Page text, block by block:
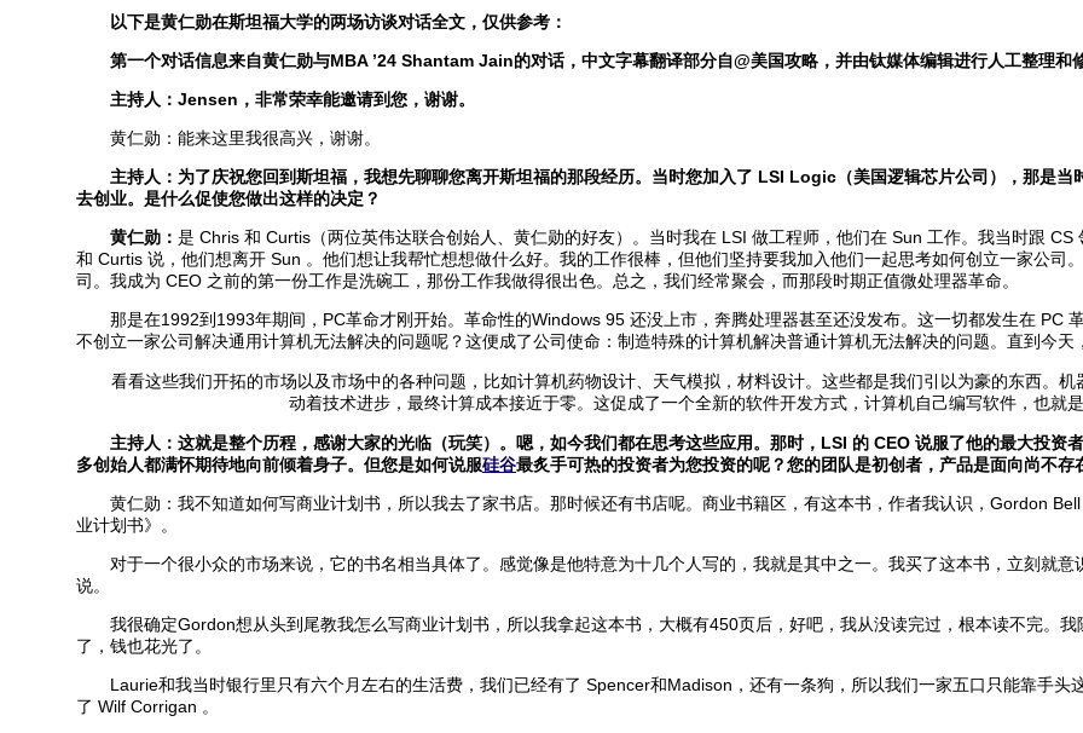
以下是黄仁勋在斯坦福大学的两场访谈对话全文，仅供参考：
第一个对话信息来自黄仁勋与MBA ’24 Shantam Jain的对话，中文字幕翻译部分自@美国攻略，并由钛媒体编辑进行人工整理和
主持人：Jensen，非常荣幸能邀请到您，谢谢。
黄仁勋：能来这里我很高兴，谢谢。
主持人：为了庆祝您回到斯坦福，我想先聊聊您离开斯坦福的那段经历。当时您加入了 LSI Logic（美国逻辑芯片公司），那是
去创业。是什么促使您做出这样的决定？
黄仁勋： 是 Chris 和 Curtis（两位英伟达联合创始人、黄仁勋的好友）。当时我在 LSI 做工程师，他们在 Sun 工作。我当时跟
和 Curtis 说，他们想离开 Sun 。他们想让我帮忙想想做什么好。我的工作很棒，但他们坚持要我加入他们一起思考如何创立一家公司
司。我成为 CEO 之前的第一份工作是洗碗工，那份工作我做得很出色。总之，我们经常聚会，而那段时期正值微处理器革命。
那是在1992到1993年期间，PC革命才刚开始。革命性的Windows 95 还没上市，奔腾处理器甚至还没发布。这一切都发生在 PC
不创立一家公司解决通用计算机无法解决的问题呢？这便成了公司使命：制造特殊的计算机解决普通计算机无法解决的问题。直到今天
看看这些我们开拓的市场以及市场中的各种问题，比如计算机药物设计、天气模拟，材料设计。这些都是我们引以为豪的东西。机
动着技术进步，最终计算成本接近于零。这促成了一个全新的软件开发方式，计算机自己编写软件，也就
主持人：这就是整个历程，感谢大家的光临（玩笑）。嗯，如今我们都在思考这些应用。那时，LSI 的 CEO 说服了他的最大投
多创始人都满怀期待地向前倾着身子。但您是如何说服硅谷最炙手可热的投资者为您投资的呢？您的团队是初创者，产品是面向尚不存
黄仁勋：我不知道如何写商业计划书，所以我去了家书店。那时候还有书店呢。商业书籍区，有这本书，作者我认识，Gordon
业计划书》。
对于一个很小众的市场来说，它的书名相当具体了。感觉像是他特意为十几个人写的，我就是其中之一。我买了这本书，立刻就意
说。
我很确定Gordon想从头到尾教我怎么写商业计划书，所以我拿起这本书，大概有450页后，好吧，我从没读完过，根本读不完。
了，钱也花光了。
Laurie和我当时银行里只有六个月左右的生活费，我们已经有了 Spencer和Madison，还有一条狗，所以我们一家五口只能靠手头
了 Wilf Corrigan 。